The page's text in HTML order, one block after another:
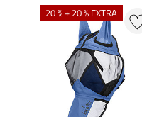
20 % + 20 % EXTRA